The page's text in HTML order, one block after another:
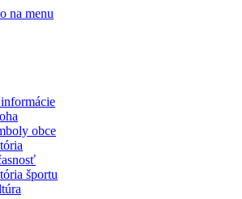
na menu
obce
športu